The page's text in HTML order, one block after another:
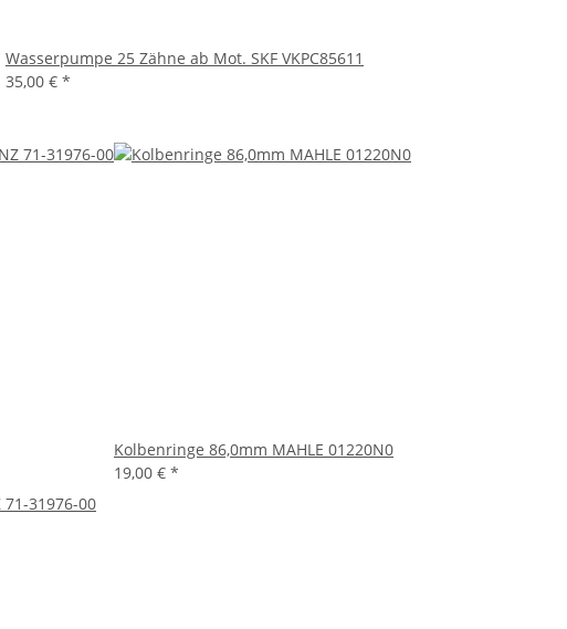
Wasserpumpe 25 Zähne ab Mot. SKF VKPC85611
35,00 € *
31976-00
Kolbenringe 86,0mm MAHLE 01220N0
19,00 € *